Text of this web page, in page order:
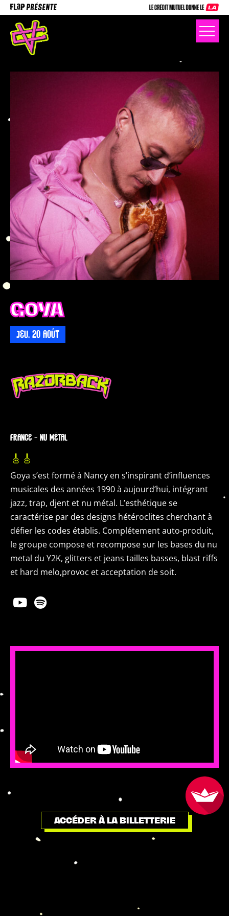
GOYA
JEU. 20 AOÛT
FRANCE — NU MÉTAL
🎸🎸
Goya s’est formé à Nancy en s’inspirant d’influences
musicales des années 1990 à aujourd’hui, intégrant
jazz, trap, djent et nu métal. L’esthétique se
caractérise par des designs hétéroclites cherchant à
défier les codes établis. Complétement auto-produit,
le groupe compose et recompose sur les bases du nu
metal du Y2K, glitters et jeans tailles basses, blast riffs
et hard melo,provoc et acceptation de soit.
ACCÉDER À LA BILLETTERIE